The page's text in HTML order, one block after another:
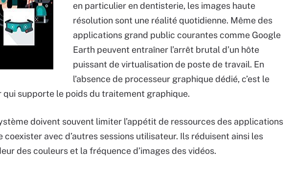
en particulier en dentisterie, les images haute
résolution sont une réalité quotidienne. Même des
applications grand public courantes comme Google
Earth peuvent entraîner l’arrêt brutal d’un hôte
puissant de virtualisation de poste de travail. En
l’absence de processeur graphique dédié, c’est le
qui supporte le poids du traitement graphique.
doivent souvent limiter l’appétit de ressources des applications
avec d’autres sessions utilisateur. Ils réduisent ainsi les
des couleurs et la fréquence d’images des vidéos.